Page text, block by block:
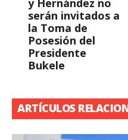
y Hernández no
serán invitados a
la Toma de
Posesión del
Presidente
Bukele
ARTÍCULOS